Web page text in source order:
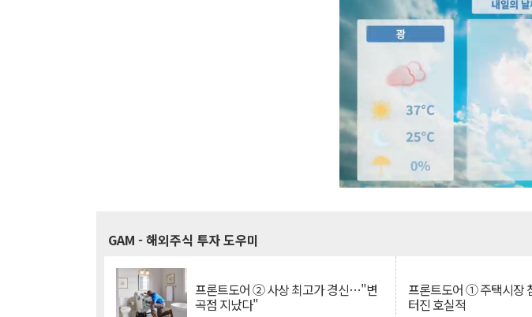
GAM - 해외주식 투자 도우미
프론트도어 ② 사상 최고가 경신…"변
곡점 지났다"
프론트도어 ① 주택시장
터진 호실적